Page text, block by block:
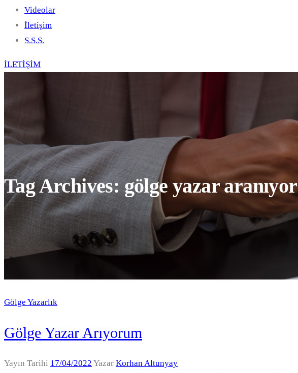
Videolar
İletişim
S.S.S.
İLETİŞİM
Tag Archives: gölge yazar aranıyor
Gölge Yazarlık
Gölge Yazar Arıyorum
Yayın Tarihi 17/04/2022 Yazar Korhan Altunyay